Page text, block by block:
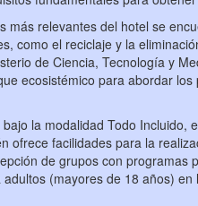
más relevantes del hotel se
como el reciclaje y la
de Ciencia, Tecnología y
ecosistémico para abordar
la modalidad Todo Incluido,
ofrece facilidades para la
de grupos con programas
(mayores de 18 años)